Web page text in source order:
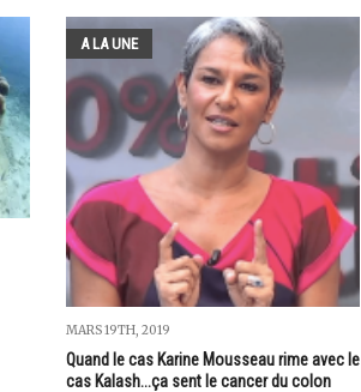
A LA UNE
MARS 19TH, 2019
Quand le cas Karine Mousseau rime avec le
cas Kalash...ça sent le cancer du colon